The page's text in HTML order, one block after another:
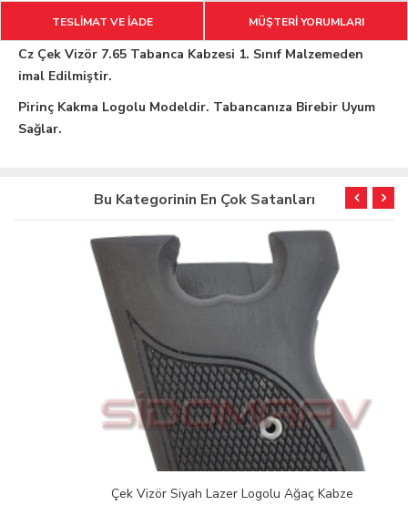
TESLİMAT VE İADE MÜŞTERİ YORUMLARI
Cz Çek Vizör 7.65 Tabanca Kabzesi 1. Sınıf Malzemeden
imal Edilmiştir.
Pirinç Kakma Logolu Modeldir. Tabancanıza Birebir Uyum
Sağlar.
Bu Kategorinin En Çok Satanları
Çek Vizör Siyah Lazer Logolu Ağaç Kabze